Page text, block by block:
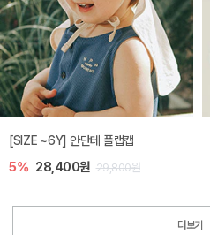
[SIZE ~6Y] 안단테 플랩캡
5% 28,400원 29,800원
더보기